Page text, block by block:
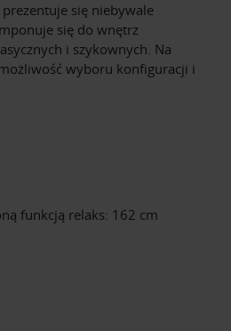
się niebywale
się do wnętrz
i szykownych. Na
wyboru konfiguracji i
funkcją relaks: 162 cm